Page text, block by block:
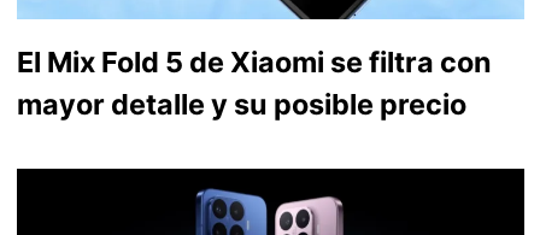
El Mix Fold 5 de Xiaomi se filtra con
mayor detalle y su posible precio